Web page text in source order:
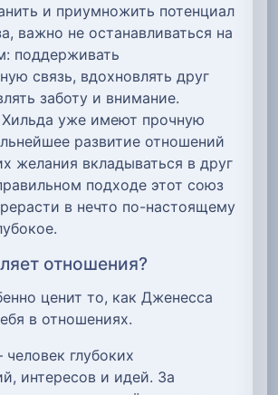
и приумножить потенциал
важно не останавливаться на
поддерживать
связь, вдохновлять друг
заботу и внимание.
уже имеют прочную
развитие отношений
желания вкладываться в друг
подходе этот союз
в нечто по-настоящему
отношения?
ценит то, как Дженесса
в отношениях.
глубоких
интересов и идей. За